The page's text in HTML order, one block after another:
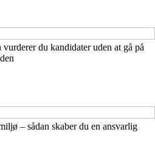
du kandidater uden at gå på
– sådan skaber du en ansvarlig